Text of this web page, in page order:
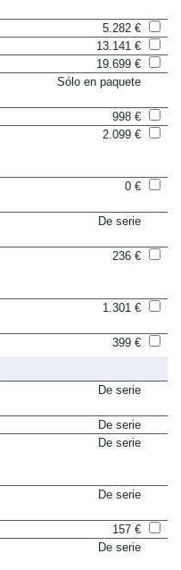
5.282 €
13.141 €
19.699 €
998 €
De serie
157 €